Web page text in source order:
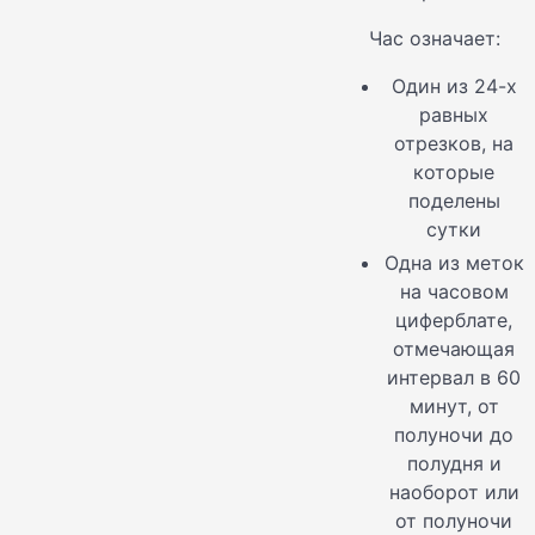
Час означает:
Один из 24-х
равных
отрезков, на
которые
поделены
сутки
Одна из меток
на часовом
циферблате,
отмечающая
интервал в 60
минут, от
полуночи до
полудня и
наоборот или
от полуночи